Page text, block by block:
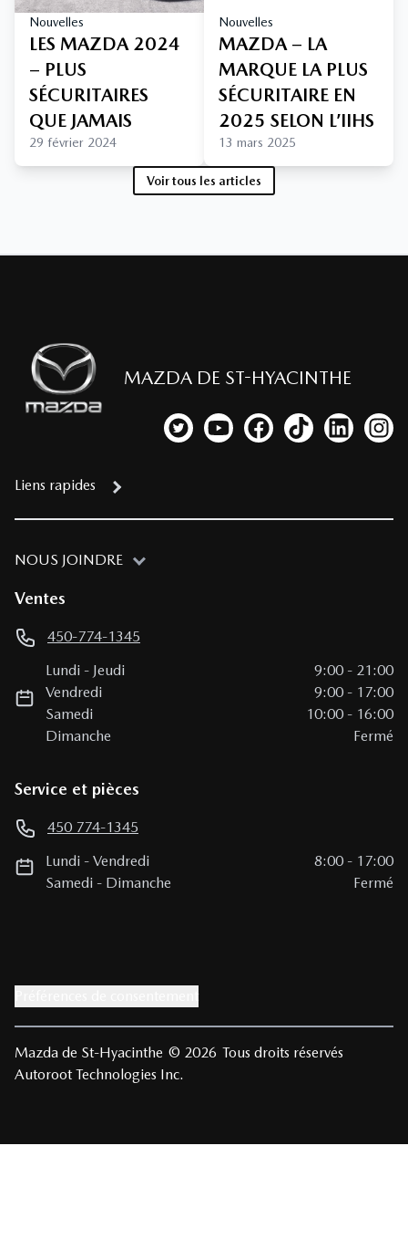
Nouvelles
LES MAZDA 2024
– PLUS
SÉCURITAIRES
QUE JAMAIS
29 février 2024
Nouvelles
MAZDA – LA
MARQUE LA PLUS
SÉCURITAIRE EN
2025 SELON L’IIHS
13 mars 2025
Voir tous les articles
MAZDA DE ST-HYACINTHE
Lien vers notre compte Twitter
Lien vers notre chaîne
Lien vers notre page
Lien vers notre
Lien vers
Lien
Liens rapides
NOUS JOINDRE
Ventes
450-774-1345
Lundi - Jeudi 9:00 - 21:00
Vendredi
9:00 - 17:00
Samedi
10:00 - 16:00
Dimanche
Fermé
Service et pièces
450 774-1345
Lundi -Vendredi 8:00 - 17:00
Samedi - Dimanche Fermé
Mazda de St-Hyacinthe © 2026 Tous droits réservés
Autoroot Technologies Inc.